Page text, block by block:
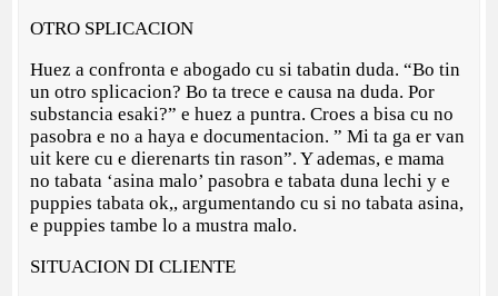
OTRO SPLICACION
Huez a confronta e abogado cu si tabatin duda. “Bo tin
un otro splicacion? Bo ta trece e causa na duda. Por
substancia esaki?” e huez a puntra. Croes a bisa cu no
pasobra e no a haya e documentacion. ” Mi ta ga er van
uit kere cu e dierenarts tin rason”. Y ademas, e mama
no tabata ‘asina malo’ pasobra e tabata duna lechi y e
puppies tabata ok,, argumentando cu si no tabata asina,
e puppies tambe lo a mustra malo.
SITUACION DI CLIENTE